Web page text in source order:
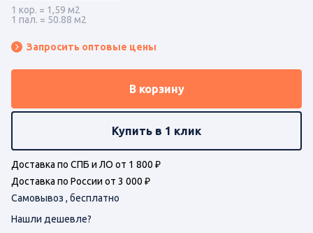
1 кор. = 1,59 м2
1 пал. = 50.88 м2
Запросить оптовые цены
В корзину
Купить в 1 клик
Доставка по СПБ и ЛО от 1 800 ₽
Доставка по России от 3 000 ₽
Самовывоз , бесплатно
Нашли дешевле?